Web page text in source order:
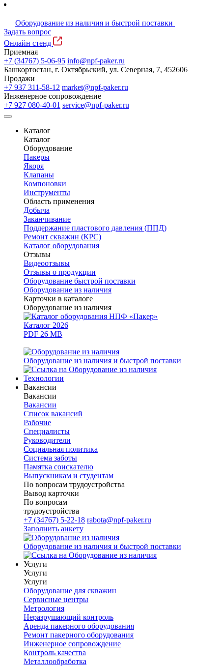
Оборудование из наличия и быстрой поставки
Задать вопрос
Онлайн стенд
Приемная
+7 (34767) 5-06-95 info@npf-paker.ru
Башкортостан, г. Октябрьский, ул. Северная, 7, 452606
Продажи
+7 937 311-58-12 market@npf-paker.ru
Инженерное сопровождение
+7 927 080-40-01 service@npf-paker.ru
Каталог
Каталог
Оборудование
Пакеры
Якоря
Клапаны
Компоновки
Инструменты
Область применения
Добыча
Заканчивание
Поддержание пластового давления (ППД)
Ремонт скважин (КРС)
Каталог оборудования
Отзывы
Видеоотзывы
Отзывы о продукции
Оборудование быстрой поставки
Оборудование из наличия
Карточки в каталоге
Оборудование из наличия
Каталог 2026
PDF 26 MB
Оборудование из наличия и быстрой поставки
Технологии
Вакансии
Вакансии
Вакансии
Список вакансий
Рабочие
Специалисты
Руководители
Cоциальная политика
Система заботы
Памятка соискателю
Выпускникам и студентам
По вопросам трудоустройства
Вывод карточки
По вопросам
трудоустройства
+7 (34767) 5-22-18 rabota@npf-paker.ru
Заполнить анкету
Оборудование из наличия и быстрой поставки
Услуги
Услуги
Услуги
Оборудование для скважин
Сервисные центры
Метрология
Неразрушающий контроль
Аренда пакерного оборудования
Ремонт пакерного оборудования
Инженерное сопровождение
Контроль качества
Металлообработка